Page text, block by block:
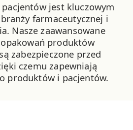
jest kluczowym
farmaceutycznej i
Nasze zaawansowane
produktów
zabezpieczone przed
czemu zapewniają
produktów i pacjentów.